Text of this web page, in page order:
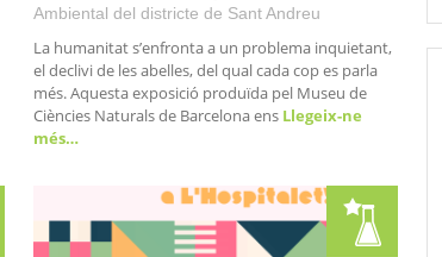
Ambiental del districte de Sant Andreu
La humanitat s’enfronta a un problema inquietant,
el declivi de les abelles, del qual cada cop es parla
més. Aquesta exposició produïda pel Museu de
Ciències Naturals de Barcelona ensLlegeix-ne
més…